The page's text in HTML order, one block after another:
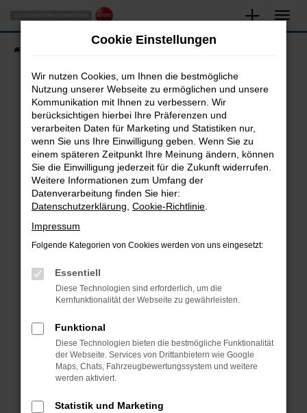
Zum
Hauptinhalt
springen
Fahrzeugsuche
Fehler: Network Error
Beim Laden ist ein Fehler aufgetreten.
Hier sind ein paar Tipps, die dir helfen können:
Überprüfe deine Firewall und deine
Internetverbindung.
Laden andere Webseiten, zum Beispiel deine
Suchmaschine?
Prüfe deine Browsererweiterungen.
können das Laden bestimmter Seiten
verhindern. Funktioniert die Seite in einem
anderen Browser oder in einem privaten
Starte dein Gerät neu.
Das kann manchmal helfen, vorübergehende
Probleme zu beheben.
Betriebssystem auf dem neuesten Stand
Cookie Einstellungen
Wir nutzen Cookies, um Ihnen die bestmögliche
Nutzung unserer Webseite zu ermöglichen und unsere
Kommunikation mit Ihnen zu verbessern. Wir
berücksichtigen hierbei Ihre Präferenzen und
verarbeiten Daten für Marketing und Statistiken nur,
wenn Sie uns Ihre Einwilligung geben. Wenn Sie zu
einem späteren Zeitpunkt Ihre Meinung ändern, können
Sie die Einwilligung jederzeit für die Zukunft widerrufen.
Weitere Informationen zum Umfang der
Datenverarbeitung finden Sie hier:
Datenschutzerklärung Cookie-Richtlinie
Impressum
Folgende Kategorien von Cookies werden von uns eingesetzt:
Essentiell
Diese Technologien sind erforderlich, um die
Kernfunktionalität der Webseite zu gewährleisten.
Funktional
Diese Technologien bieten die bestmögliche Funktionalität
der Webseite. Services von Drittanbietern wie Google
Maps, Chats, Fahrzeugbewertungssystem und weitere
werden aktiviert.
Statistik und Marketing